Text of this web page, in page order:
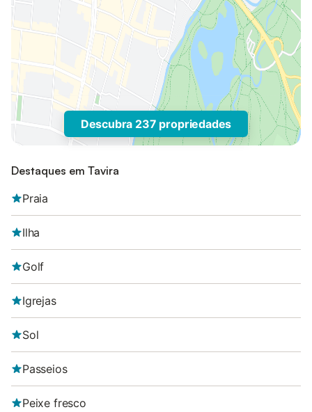
Descubra 237 propriedades
Destaques em Tavira
Praia
Ilha
Golf
Igrejas
Sol
Passeios
Peixe fresco